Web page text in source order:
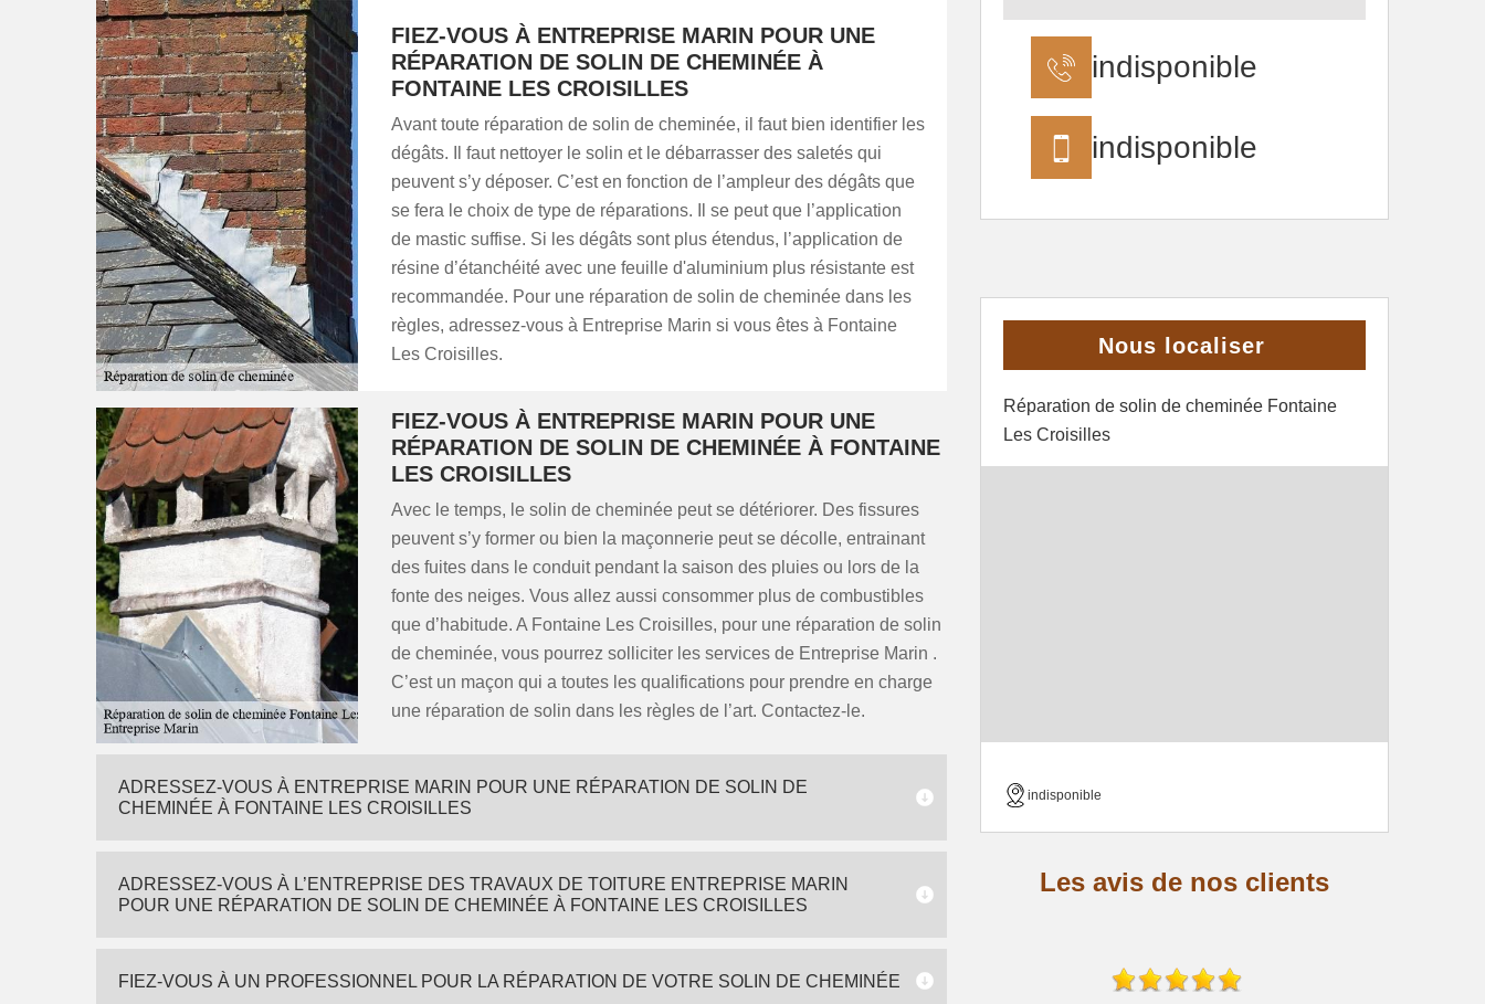
FIEZ-VOUS À ENTREPRISE MARIN POUR UNE
RÉPARATION DE SOLIN DE CHEMINÉE À
FONTAINE LES CROISILLES
Avant toute réparation de solin de cheminée, il faut bien identifier les
dégâts. Il faut nettoyer le solin et le débarrasser des saletés qui
peuvent s’y déposer. C’est en fonction de l’ampleur des dégâts que
se fera le choix de type de réparations. Il se peut que l’application
de mastic suffise. Si les dégâts sont plus étendus, l’application de
résine d’étanchéité avec une feuille d'aluminium plus résistante est
recommandée. Pour une réparation de solin de cheminée dans les
règles, adressez-vous à Entreprise Marin si vous êtes à Fontaine
Les Croisilles.
FIEZ-VOUS À ENTREPRISE MARIN POUR UNE
RÉPARATION DE SOLIN DE CHEMINÉE À FONTAINE
LES CROISILLES
Avec le temps, le solin de cheminée peut se détériorer. Des fissures
peuvent s’y former ou bien la maçonnerie peut se décolle, entrainant
des fuites dans le conduit pendant la saison des pluies ou lors de la
fonte des neiges. Vous allez aussi consommer plus de combustibles
que d’habitude. A Fontaine Les Croisilles, pour une réparation de solin
de cheminée, vous pourrez solliciter les services de Entreprise Marin .
C’est un maçon qui a toutes les qualifications pour prendre en charge
une réparation de solin dans les règles de l’art. Contactez-le.
ADRESSEZ-VOUS À ENTREPRISE MARIN POUR UNE RÉPARATION DE SOLIN DE
CHEMINÉE À FONTAINE LES CROISILLES
ADRESSEZ-VOUS À L’ENTREPRISE DES TRAVAUX DE TOITURE ENTREPRISE MARIN
POUR UNE RÉPARATION DE SOLIN DE CHEMINÉE À FONTAINE LES CROISILLES
FIEZ-VOUS À UN PROFESSIONNEL POUR LA RÉPARATION DE VOTRE SOLIN DE CHEMINÉE
indisponible
indisponible
Nous localiser
Réparation de solin de cheminée Fontaine
Les Croisilles
indisponible
Les avis de nos clients